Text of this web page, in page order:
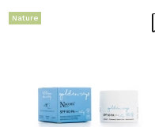
Nature